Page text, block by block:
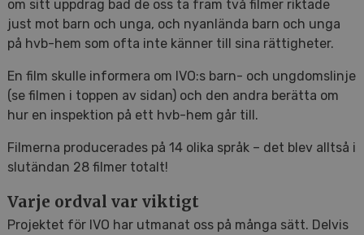
om sitt uppdrag bad de oss ta fram två filmer riktade
just mot barn och unga, och nyanlända barn och unga
på hvb-hem som ofta inte känner till sina rättigheter.
En film skulle informera om IVO:s barn- och ungdomslinje
(se filmen i toppen av sidan) och den andra berätta om
hur en inspektion på ett hvb-hem går till.
Filmerna producerades på 14 olika språk – det blev alltså i
slutändan 28 filmer totalt!
Varje ordval var viktigt
Projektet för IVO har utmanat oss på många sätt. Delvis